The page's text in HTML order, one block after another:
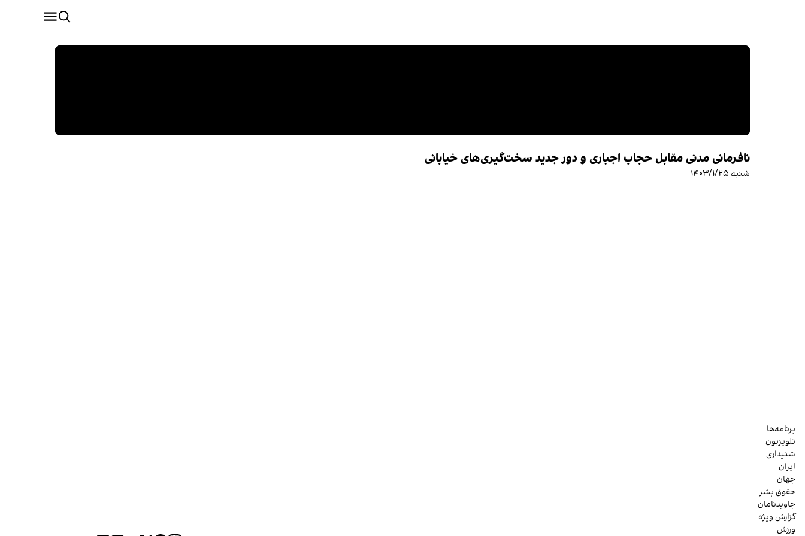
نافرمانی مدنی مقابل حجاب اجباری و دور جدید سخت‌گیری‌های خیابانی
شنبه ۱۴۰۳/۱/۲۵
برنامه‌ها
تلویزیون
شنیداری
ایران
جهان
حقوق بشر
جاویدنامان
گزارش ویژه
ورزش